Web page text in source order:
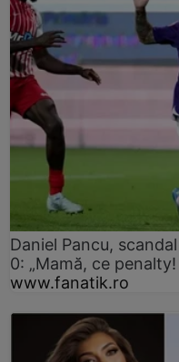
Daniel Pancu,
0: „Mamă, ce
www.fanatik.ro